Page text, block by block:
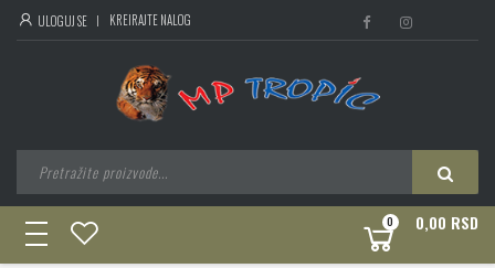
ULOGUJ SE KREIRAJTE NALOG
toggle
0 0,00 RSD